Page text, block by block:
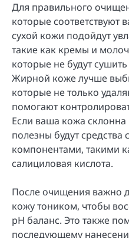
Для правильного
которые соответствуют
сухой кожи подойдут
такие как кремы и
которые не будут
Жирной коже лучше
которые не только
помогают
Если ваша кожа
полезны будут средства
компонентами, такими
салициловая кислота.
После очищения важно
кожу тоником, чтобы
рН баланс. Это также
последующему